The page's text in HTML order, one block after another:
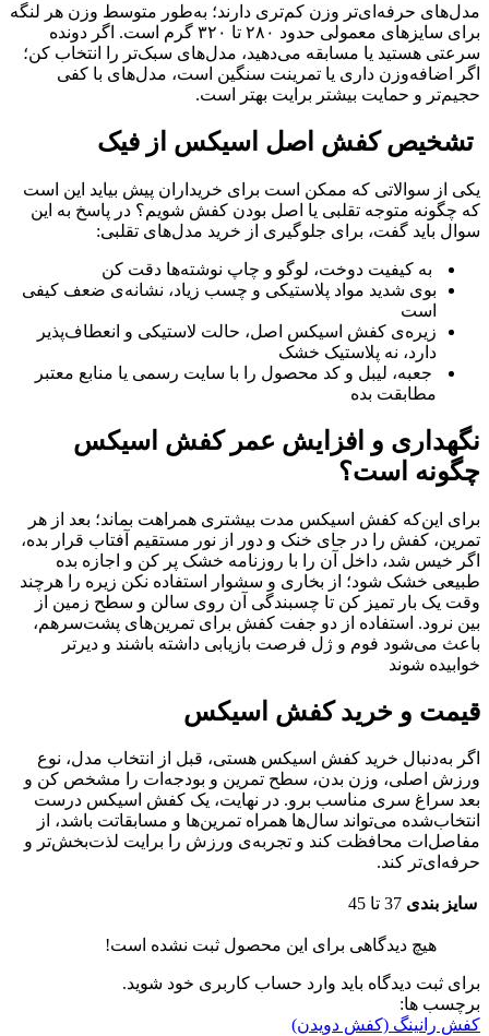
مدل‌های حرفه‌ای‌تر وزن کم‌تری دارند؛ به‌طور متوسط وزن هر لنگه
برای سایزهای معمولی حدود ۲۸۰ تا ۳۲۰ گرم است. اگر دونده
سرعتی هستید یا مسابقه می‌دهید، مدل‌های سبک‌تر را انتخاب کن؛
اگر اضافه‌وزن داری یا تمرینت سنگین است، مدل‌های با کفی
حجیم‌تر و حمایت بیشتر برایت بهتر است.
تشخیص کفش اصل اسیکس از فیک
یکی از سوالاتی که ممکن است برای خریداران پیش بیاید این است
که چگونه متوجه تقلبی یا اصل بودن کفش شویم؟ در پاسخ به این
سوال باید گفت، برای جلوگیری از خرید مدل‌های تقلبی:
به کیفیت دوخت، لوگو و چاپ نوشته‌ها دقت کن
بوی شدید مواد پلاستیکی و چسب زیاد، نشانه‌ی ضعف کیفی
است
زیره‌ی کفش اسیکس اصل، حالت لاستیکی و انعطاف‌پذیر
دارد، نه پلاستیک خشک
جعبه، لیبل و کد محصول را با سایت رسمی یا منابع معتبر
مطابقت بده
نگهداری و افزایش عمر کفش اسیکس
چگونه است؟
برای این‌که کفش اسیکس مدت بیشتری همراهت بماند؛ بعد از هر
تمرین، کفش را در جای خنک و دور از نور مستقیم آفتاب قرار بده،
اگر خیس شد، داخل آن را با روزنامه خشک پر کن و اجازه بده
طبیعی خشک شود؛ از بخاری و سشوار استفاده نکن زیره را هرچند
وقت یک‌ بار تمیز کن تا چسبندگی آن روی سالن و سطح زمین از
بین نرود. استفاده از دو جفت کفش برای تمرین‌های پشت‌سرهم،
باعث می‌شود فوم و ژل فرصت بازیابی داشته باشند و دیرتر
خوابیده شوند
قیمت و خرید کفش اسیکس
اگر به‌دنبال خرید کفش اسیکس هستی، قبل از انتخاب مدل، نوع
ورزش اصلی، وزن بدن، سطح تمرین و بودجه‌ات را مشخص کن و
بعد سراغ سری مناسب برو. در نهایت، یک کفش اسیکس درست‌
انتخاب‌شده می‌تواند سال‌ها همراه تمرین‌ها و مسابقاتت باشد، از
مفاصل‌ات محافظت کند و تجربه‌ی ورزش را برایت لذت‌بخش‌تر و
حرفه‌ای‌تر کند.
سایز بندی 37 تا 45
هیچ دیدگاهی برای این محصول ثبت نشده است!
برای ثبت دیدگاه باید وارد حساب کاربری خود شوید.
برچسب ها:
کفش رانینگ (کفش دویدن)